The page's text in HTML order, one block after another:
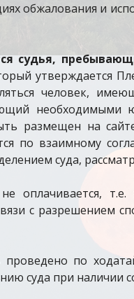
обжалования и
судья,
утверждается
человек,
необходимыми
размещен на
по взаимному
суда,
оплачивается,
с разрешением
по
суда при наличии